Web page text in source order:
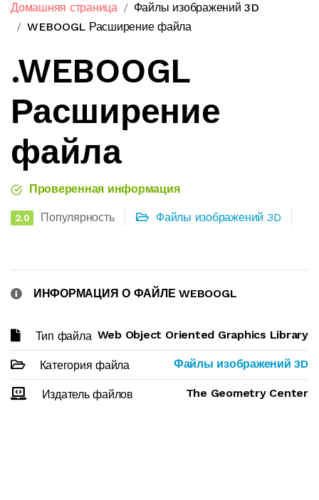
Домашняя страница
Файлы изображений 3D
WEBOOGL Расширение файла
.WEBOOGL
Расширение
файла
Проверенная информация
2.0 Популярность Файлы изображений 3D
ИНФОРМАЦИЯ О ФАЙЛЕ WEBOOGL
Тип файла Web Object Oriented Graphics Library
Категория файла Файлы изображений 3D
Издатель файлов The Geometry Center